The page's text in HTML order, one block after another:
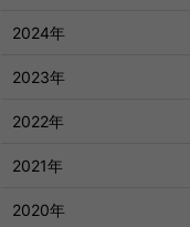
2024年
2023年
2022年
2021年
2020年